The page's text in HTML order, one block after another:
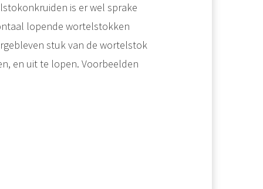
is er wel sprake
lopende wortelstokken
stuk van de wortelstok
en uit te lopen. Voorbeelden